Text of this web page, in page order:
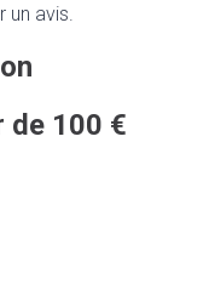
un avis.
100 €